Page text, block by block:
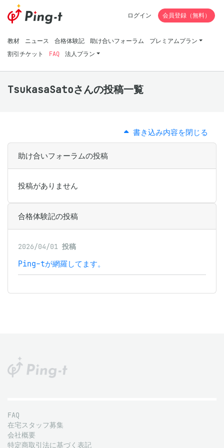
教材 ニュース 合格体験記 助け合いフォーラム
プレミアムプラン
割引チケット
FAQ 法人プラン
ログイン 会員登録（無料）
TsukasaSatoさんの投稿一覧
書き込み内容を閉じる
助け合いフォーラムの投稿
投稿がありません
合格体験記の投稿
2026/04/01 投稿
Ping-tが網羅してます。
FAQ
在宅スタッフ募集
会社概要
特定商取引法に基づく表記